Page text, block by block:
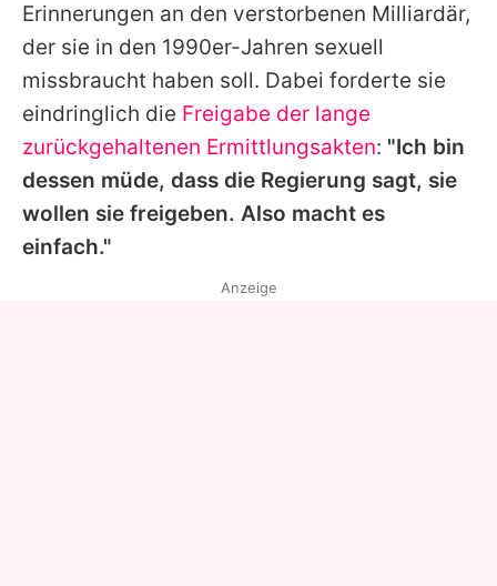
Impressum
Datenschutzerklärung
Nutzungsbedingungen
Utiq verwalten
Erinnerungen an den verstorbenen Milliardär,
der sie in den 1990er-Jahren sexuell
missbraucht haben soll. Dabei forderte sie
eindringlich die Freigabe der lange
zurückgehaltenen Ermittlungsakten: "Ich bin
dessen müde, dass die Regierung sagt, sie
wollen sie freigeben. Also macht es
einfach."
Anzeige